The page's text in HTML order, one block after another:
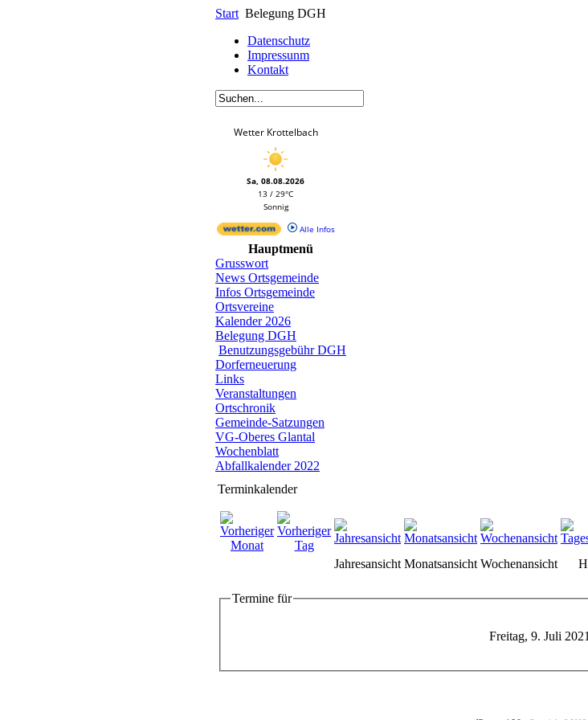
Start Belegung DGH
Datenschutz
Impressunm
Kontakt
Wetter Krottelbach
Sa, 08.08.2026
13 / 29°C
Sonnig
Alle Infos
Hauptmenü
Grusswort
News Ortsgemeinde
Infos Ortsgemeinde
Ortsvereine
Kalender 2026
Belegung DGH
Benutzungsgebühr DGH
Dorferneuerung
Links
Veranstaltungen
Ortschronik
Gemeinde-Satzungen
VG-Oberes Glantal
Wochenblatt
Abfallkalender 2022
Terminkalender
Jahresansicht Monatsansicht Wochenansicht
Termine für
Freitag, 9. Juli 2021